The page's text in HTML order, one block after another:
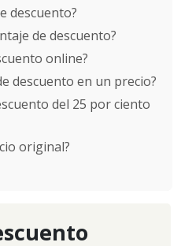
descuento?
de descuento?
online?
descuento en un precio?
del 25 por ciento
original?